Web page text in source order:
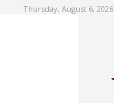
Thursday, August 6, 2026